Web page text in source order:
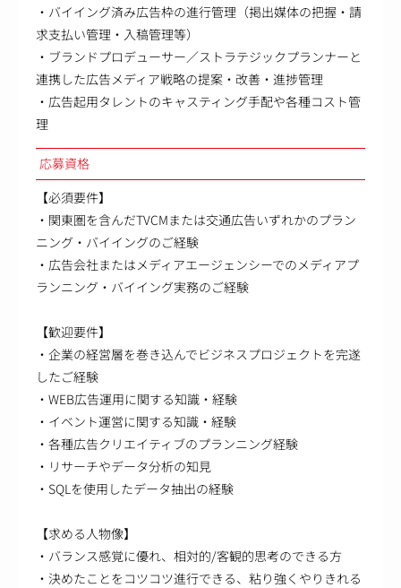
・バイイング済み広告枠の進行管理（掲出媒体の把握・請
求支払い管理・入稿管理等）
・ブランドプロデューサー／ストラテジックプランナーと
連携した広告メディア戦略の提案・改善・進捗管理
・広告起用タレントのキャスティング手配や各種コスト管
理
応募資格
【必須要件】
・関東圏を含んだTVCMまたは交通広告いずれかのプラン
ニング・バイイングのご経験
・広告会社またはメディアエージェンシーでのメディアプ
ランニング・バイイング実務のご経験
【歓迎要件】
・企業の経営層を巻き込んでビジネスプロジェクトを完遂
したご経験
・WEB広告運用に関する知識・経験
・イベント運営に関する知識・経験
・各種広告クリエイティブのプランニング経験
・リサーチやデータ分析の知見
・SQLを使用したデータ抽出の経験
【求める人物像】
・バランス感覚に優れ、相対的/客観的思考のできる方
・決めたことをコツコツ進行できる、粘り強くやりきれる